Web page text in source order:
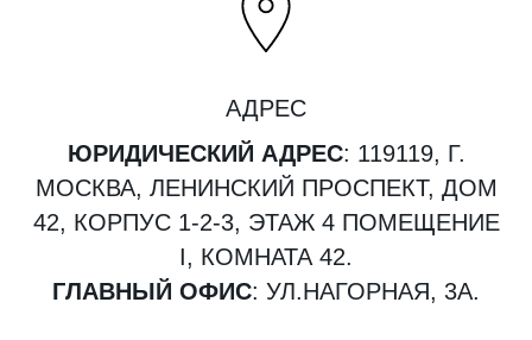
АДРЕС
ЮРИДИЧЕСКИЙ АДРЕС: 119119, Г.
МОСКВА, ЛЕНИНСКИЙ ПРОСПЕКТ, ДОМ
42, КОРПУС 1-2-3, ЭТАЖ 4 ПОМЕЩЕНИЕ
I, КОМНАТА 42.
ГЛАВНЫЙ ОФИС: УЛ.НАГОРНАЯ, 3А.